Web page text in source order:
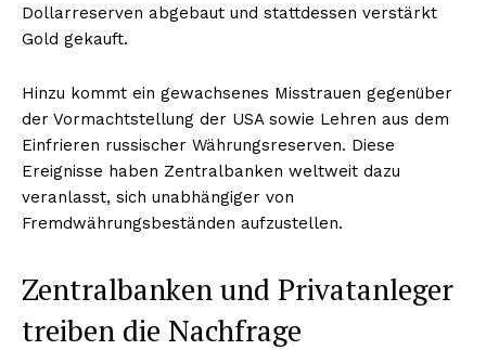
Dollarreserven abgebaut und stattdessen verstärkt
Gold gekauft.
Hinzu kommt ein gewachsenes Misstrauen gegenüber
der Vormachtstellung der USA sowie Lehren aus dem
Einfrieren russischer Währungsreserven. Diese
Ereignisse haben Zentralbanken weltweit dazu
veranlasst, sich unabhängiger von
Fremdwährungsbeständen aufzustellen.
Zentralbanken und Privatanleger
treiben die Nachfrage